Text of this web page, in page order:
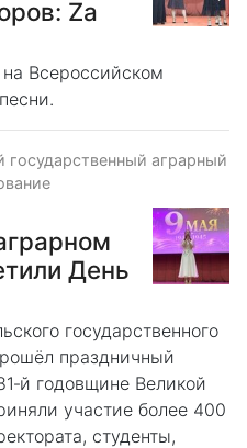
Za
Всероссийском
аграрный
День
государственного
праздничный
годовщине Великой
участие более 400
студенты,